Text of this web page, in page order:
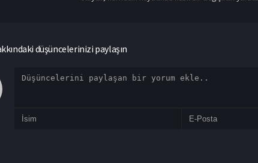
düşüncelerinizi paylaşın